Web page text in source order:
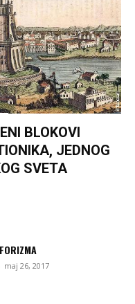
BLOKOVI
JEDNOG
SVETA
maj 26, 2017